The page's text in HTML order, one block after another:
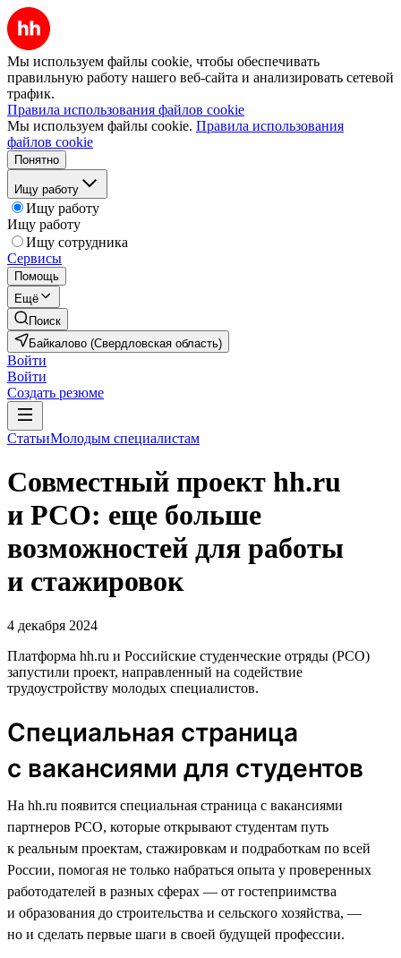
Мы используем файлы cookie, чтобы обеспечивать
правильную работу нашего веб-сайта и анализировать сетевой
трафик.
Правила использования файлов cookie
Мы используем файлы cookie. Правила использования
файлов cookie
Понятно
Ищу работу
Ищу работу
Ищу работу
Ищу сотрудника
Сервисы
Помощь
Ещё
Поиск
Байкалово (Свердловская область)
Войти
Войти
Создать резюме
СтатьиМолодым специалистам
Совместный проект hh.ru
и РСО: еще больше
возможностей для работы
и стажировок
4 декабря 2024
Платформа hh.ru и Российские студенческие отряды (РСО)
запустили проект, направленный на содействие
трудоустройству молодых специалистов.
Специальная страница
с вакансиями для студентов
На hh.ru появится специальная страница с вакансиями
партнеров РСО, которые открывают студентам путь
к реальным проектам, стажировкам и подработкам по всей
России, помогая не только набраться опыта у проверенных
работодателей в разных сферах — от гостеприимства
и образования до строительства и сельского хозяйства, —
но и сделать первые шаги в своей будущей профессии.